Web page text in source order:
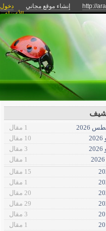
http:// إنشاء موقع مجاني
دخول
الأعضاء
2026
1 مقال
10 مقال
3 مقال
1 مقال
15 مقال
1 مقال
20 مقال
29 مقال
3 مقال
1 مقال